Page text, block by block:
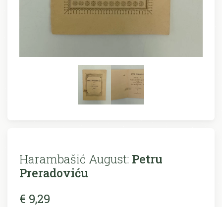
Harambašić August: Petru
Preradoviću
€ 9,29